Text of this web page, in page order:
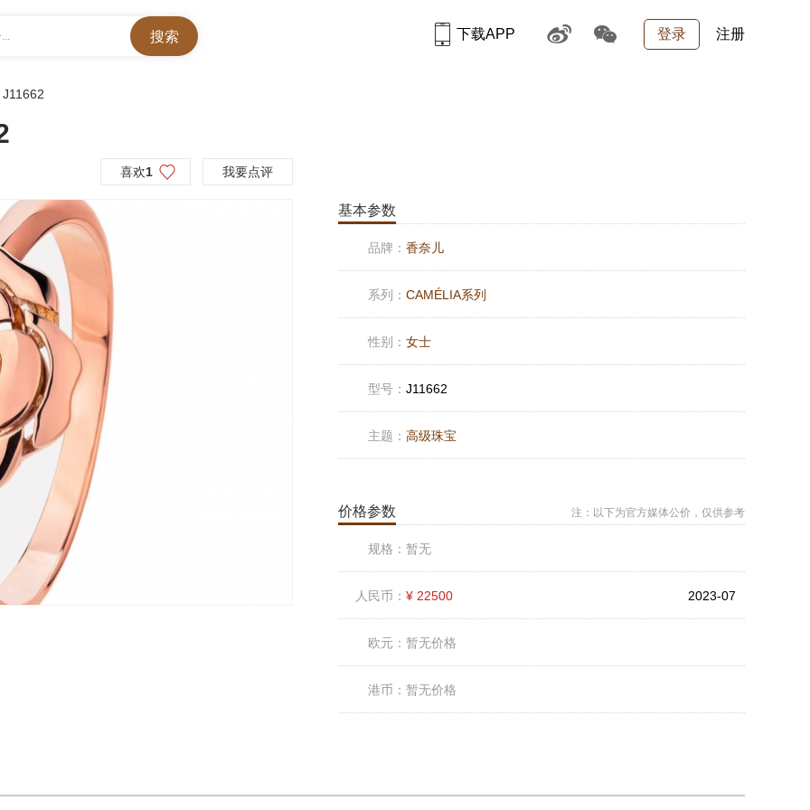
登录 注册
下载APP
J11662
喜欢1 我要点评
基本参数
品牌： 香奈儿
系列： CAMÉLIA系列
性别： 女士
型号： J11662
主题： 高级珠宝
价格参数 注：以下为官方媒体公价，仅供参考
规格： 暂无
人民币： ¥ 22500 2023-07
欧元： 暂无价格
港币： 暂无价格